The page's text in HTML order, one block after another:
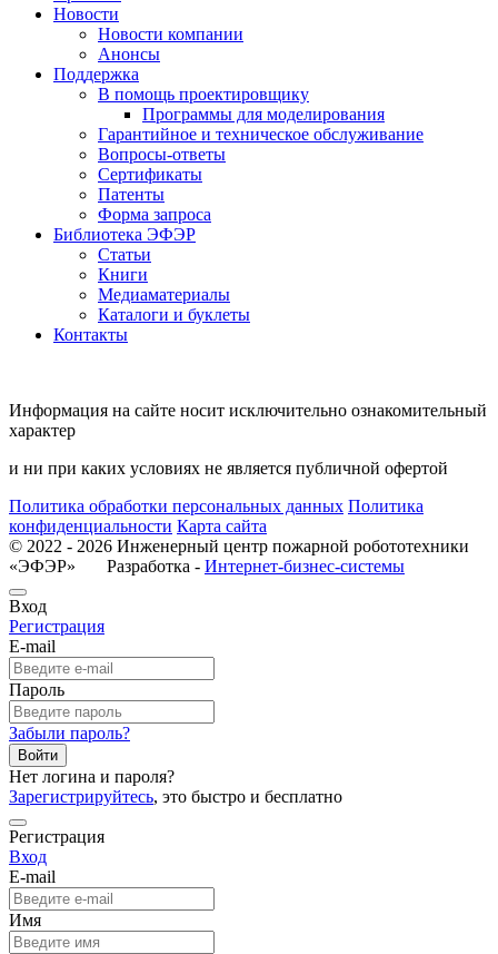
Новости
Новости компании
Анонсы
Поддержка
В помощь проектировщику
Программы для моделирования
Гарантийное и техническое обслуживание
Вопросы-ответы
Сертификаты
Патенты
Форма запроса
Библиотека ЭФЭР
Статьи
Книги
Медиаматериалы
Каталоги и буклеты
Контакты
Информация на сайте носит исключительно ознакомительный
характер
и ни при каких условиях не является публичной офертой
Политика обработки персональных данных Политика
конфиденциальности Карта сайта
© 2022 - 2026 Инженерный центр пожарной робототехники
«ЭФЭР» Разработка - Интернет-бизнес-системы
Вход
Регистрация
E-mail
Пароль
Забыли пароль?
Войти
Нет логина и пароля?
Зарегистрируйтесь, это быстро и бесплатно
Регистрация
Вход
E-mail
Имя